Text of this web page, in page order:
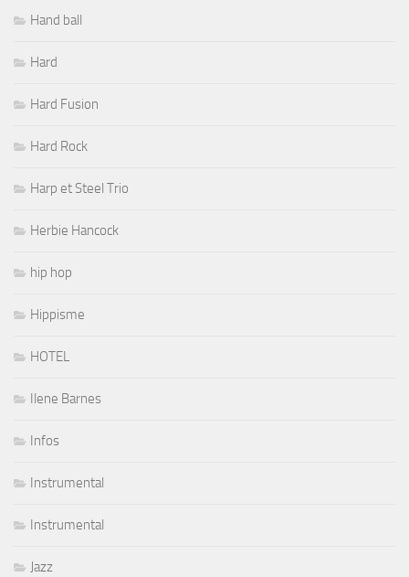
Hand ball
Hard
Hard Fusion
Hard Rock
Harp et Steel Trio
Herbie Hancock
hip hop
Hippisme
HOTEL
Ilene Barnes
Infos
Instrumental
Instrumental
Jazz